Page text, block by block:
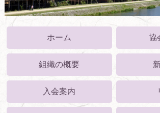
ホーム 協
組織の概要
入会案内